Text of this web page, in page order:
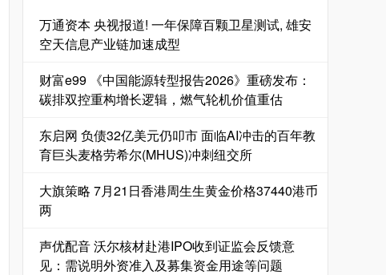
万通资本 央视报道! 一年保障百颗卫星测试, 雄安
空天信息产业链加速成型
财富e99 《中国能源转型报告2026》重磅发布：
碳排双控重构增长逻辑，燃气轮机价值重估
东启网 负债32亿美元仍叩市 面临AI冲击的百年教
育巨头麦格劳希尔(MHUS)冲刺纽交所
大旗策略 7月21日香港周生生黄金价格37440港币
两
声优配音 沃尔核材赴港IPO收到证监会反馈意
见：需说明外资准入及募集资金用途等问题